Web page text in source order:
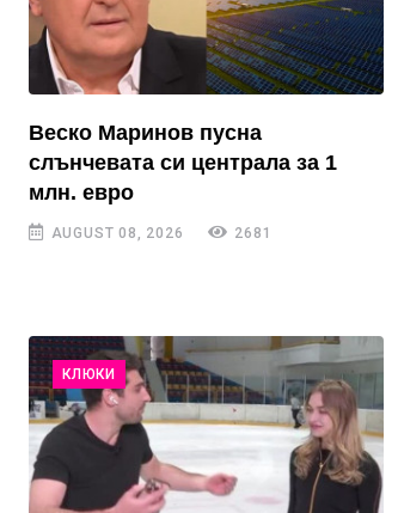
Веско Маринов пусна
слънчевата си централа за 1
млн. евро
AUGUST 08, 2026 2681
КЛЮКИ